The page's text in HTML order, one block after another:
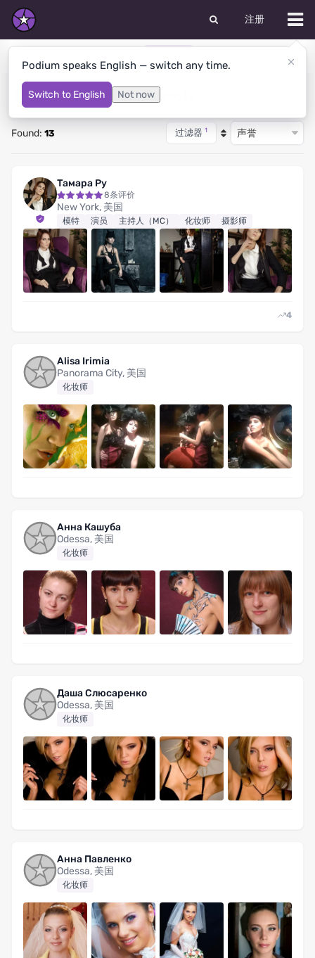
注册
Podium speaks English — switch any time.
Switch to English Not now
化妆师 在Porter Ranch
Found: 13 过滤器1
Тамара Ру
8条评价
New York, 美国
模特 演员 主持人（MC） 化妆师 摄影师
4
Alisa Irimia
Panorama City, 美国
化妆师
Анна Кашуба
Odessa, 美国
化妆师
Даша Слюсаренко
Odessa, 美国
化妆师
Анна Павленко
Odessa, 美国
化妆师